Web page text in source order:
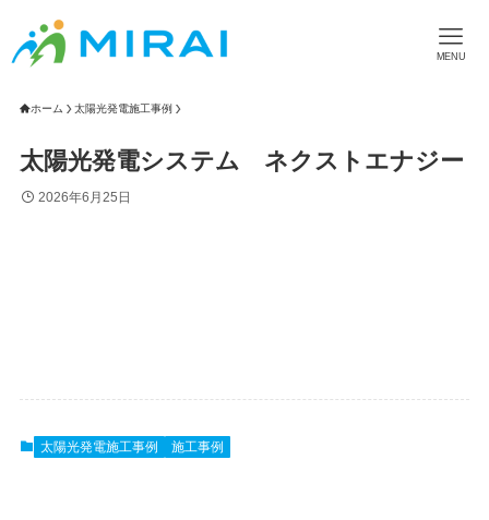
MENU
ホーム 太陽光発電施工事例
太陽光発電システム ネクストエナジー
2026年6月25日
太陽光発電施工事例 施工事例